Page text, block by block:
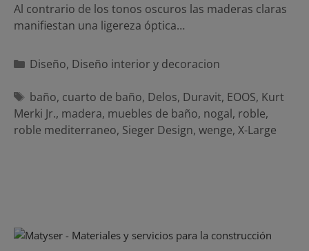
Al contrario de los tonos oscuros las maderas claras
manifiestan una ligereza óptica…
Categorías
Diseño, Diseño interior y decoracion
Etiquetas
baño, cuarto de baño, Delos, Duravit, EOOS, Kurt
Merki Jr., madera, muebles de baño, nogal, roble,
roble mediterraneo, Sieger Design, wenge, X-Large